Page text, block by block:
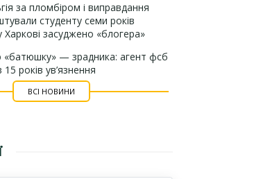
за пломбіром і виправдання
студенту семи років
засуджено «блогера»
«батюшку» — зрадника: агент фсб
років ув’язнення
ВСІ НОВИНИ